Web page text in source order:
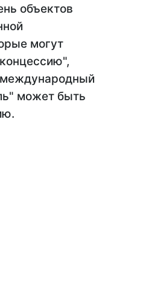
объектов
могут
международный
может быть